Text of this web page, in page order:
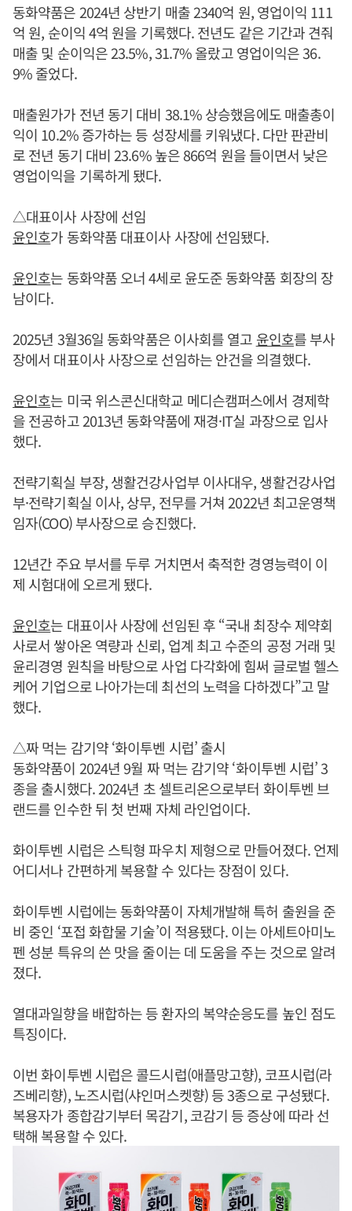
동화약품은 2024년 상반기 매출 2340억 원, 영업이익 111
억 원, 순이익 4억 원을 기록했다. 전년도 같은 기간과 견줘
매출 및 순이익은 23.5%, 31.7% 올랐고 영업이익은 36.
9% 줄었다.
매출원가가 전년 동기 대비 38.1% 상승했음에도 매출총이
익이 10.2% 증가하는 등 성장세를 키워냈다. 다만 판관비
로 전년 동기 대비 23.6% 높은 866억 원을 들이면서 낮은
영업이익을 기록하게 됐다.
△대표이사 사장에 선임
윤인호가 동화약품 대표이사 사장에 선임됐다.
윤인호는 동화약품 오너 4세로 윤도준 동화약품 회장의 장
남이다.
2025년 3월36일 동화약품은 이사회를 열고 윤인호를 부사
장에서 대표이사 사장으로 선임하는 안건을 의결했다.
윤인호는 미국 위스콘신대학교 메디슨캠퍼스에서 경제학
을 전공하고 2013년 동화약품에 재경·IT실 과장으로 입사
했다.
전략기획실 부장, 생활건강사업부 이사대우, 생활건강사업
부·전략기획실 이사, 상무, 전무를 거쳐 2022년 최고운영책
임자(COO) 부사장으로 승진했다.
12년간 주요 부서를 두루 거치면서 축적한 경영능력이 이
제 시험대에 오르게 됐다.
윤인호는 대표이사 사장에 선임된 후 “국내 최장수 제약회
사로서 쌓아온 역량과 신뢰, 업계 최고 수준의 공정 거래 및
윤리경영 원칙을 바탕으로 사업 다각화에 힘써 글로벌 헬스
케어 기업으로 나아가는데 최선의 노력을 다하겠다”고 말
했다.
△짜 먹는 감기약 ‘화이투벤 시럽’ 출시
동화약품이 2024년 9월 짜 먹는 감기약 ‘화이투벤 시럽’ 3
종을 출시했다. 2024년 초 셀트리온으로부터 화이투벤 브
랜드를 인수한 뒤 첫 번째 자체 라인업이다.
화이투벤 시럽은 스틱형 파우치 제형으로 만들어졌다. 언제
어디서나 간편하게 복용할 수 있다는 장점이 있다.
화이투벤 시럽에는 동화약품이 자체개발해 특허 출원을 준
비 중인 ‘포접 화합물 기술’이 적용됐다. 이는 아세트아미노
펜 성분 특유의 쓴 맛을 줄이는 데 도움을 주는 것으로 알려
졌다.
열대과일향을 배합하는 등 환자의 복약순응도를 높인 점도
특징이다.
이번 화이투벤 시럽은 콜드시럽(애플망고향), 코프시럽(라
즈베리향), 노즈시럽(샤인머스켓향) 등 3종으로 구성됐다.
복용자가 종합감기부터 목감기, 코감기 등 증상에 따라 선
택해 복용할 수 있다.